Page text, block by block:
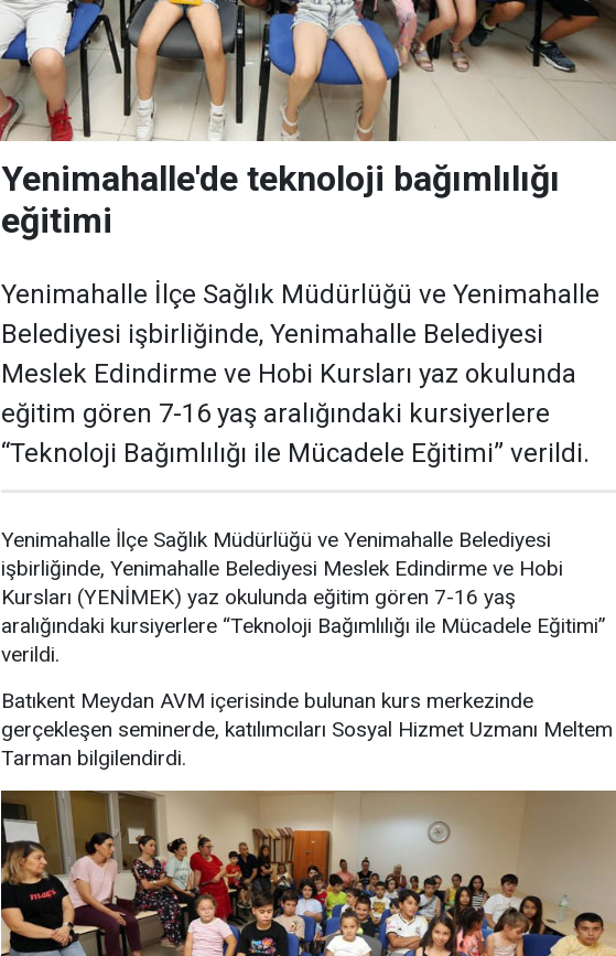
Yenimahalle'de teknoloji bağımlılığı
eğitimi
Yenimahalle İlçe Sağlık Müdürlüğü ve Yenimahalle
Belediyesi işbirliğinde, Yenimahalle Belediyesi
Meslek Edindirme ve Hobi Kursları yaz okulunda
eğitim gören 7-16 yaş aralığındaki kursiyerlere
“Teknoloji Bağımlılığı ile Mücadele Eğitimi” verildi.
Yenimahalle İlçe Sağlık Müdürlüğü ve Yenimahalle Belediyesi
işbirliğinde, Yenimahalle Belediyesi Meslek Edindirme ve Hobi
Kursları (YENİMEK) yaz okulunda eğitim gören 7-16 yaş
aralığındaki kursiyerlere “Teknoloji Bağımlılığı ile Mücadele Eğitimi”
verildi.
Batıkent Meydan AVM içerisinde bulunan kurs merkezinde
gerçekleşen seminerde, katılımcıları Sosyal Hizmet Uzmanı Meltem
Tarman bilgilendirdi.